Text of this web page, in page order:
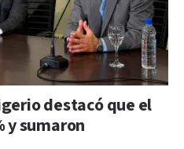
destacó que el
y sumaron